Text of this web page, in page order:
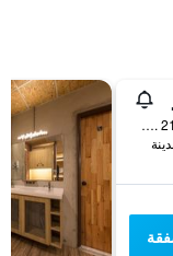
2F, No. 21, Yanping South Road, مدينة تايبيه, تايوان